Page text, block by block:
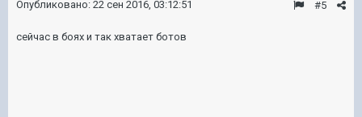
#5
Опубликовано: 22 сен 2016, 03:12:51
сейчас в боях и так хватает ботов